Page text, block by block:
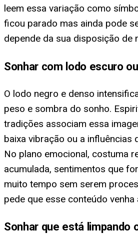
leem essa variação como
ficou parado mas ainda pode
depende da sua disposição de
Sonhar com lodo escuro
O lodo negro e denso
peso e sombra do sonho.
tradições associam essa
baixa vibração ou a influências
No plano emocional, costuma
acumulada, sentimentos que
muito tempo sem serem
pede que esse conteúdo venha
Sonhar que está limpando